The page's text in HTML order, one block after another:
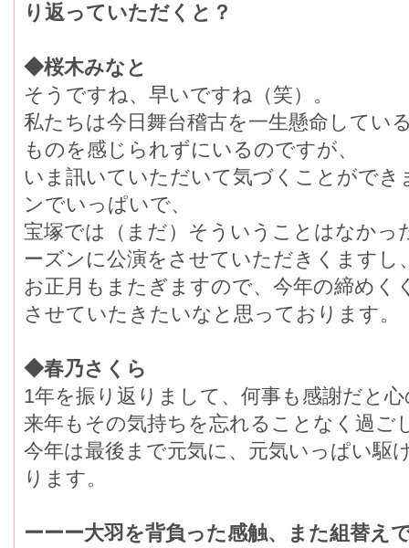
り返っていただくと？
◆桜木みなと
そうですね、早いですね（笑）。
私たちは今日舞台稽古を一生懸命してい
ものを感じられずにいるのですが、
いま訊いていただいて気づくことがで
ンでいっぱいで、
宝塚では（まだ）そういうことはなかっ
ーズンに公演をさせていただきくますし
お正月もまたぎますので、今年の締めく
させていたきたいなと思っております。
◆春乃さくら
1年を振り返りまして、何事も感謝だと
来年もその気持ちを忘れることなく過ご
今年は最後まで元気に、元気いっぱい駆
ります。
ーーー大羽を背負った感触、また組替え